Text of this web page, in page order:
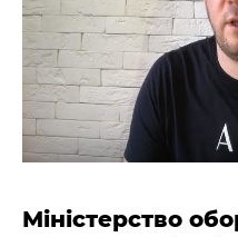
Міністерство